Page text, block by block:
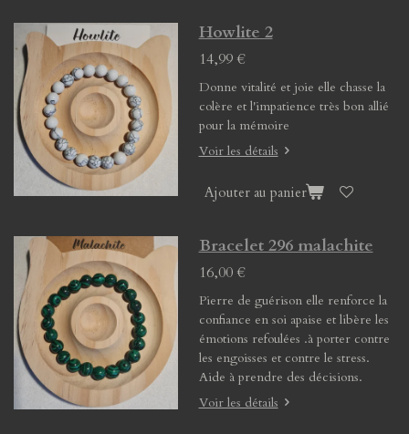
Howlite 2
14,99 €
Donne vitalité et joie elle chasse la
colère et l'impatience très bon allié
pour la mémoire
Voir les détails
Ajouter au panier
Bracelet 296 malachite
16,00 €
Pierre de guérison elle renforce la
confiance en soi apaise et libère les
émotions refoulées .à porter contre
les engoisses et contre le stress.
Aide à prendre des décisions.
Voir les détails